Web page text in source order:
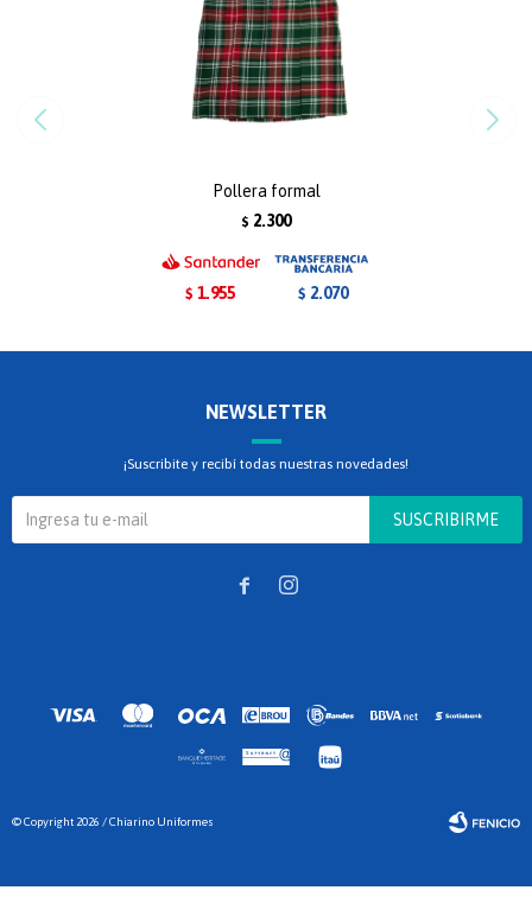
Pollera formal
$ 2.300
$ 1.955 $ 2.070
NEWSLETTER
¡Suscribite y recibí todas nuestras novedades!
SUSCRIBIRME
 
© Copyright 2026 / Chiarino Uniformes